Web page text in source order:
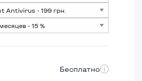
Бесплатно